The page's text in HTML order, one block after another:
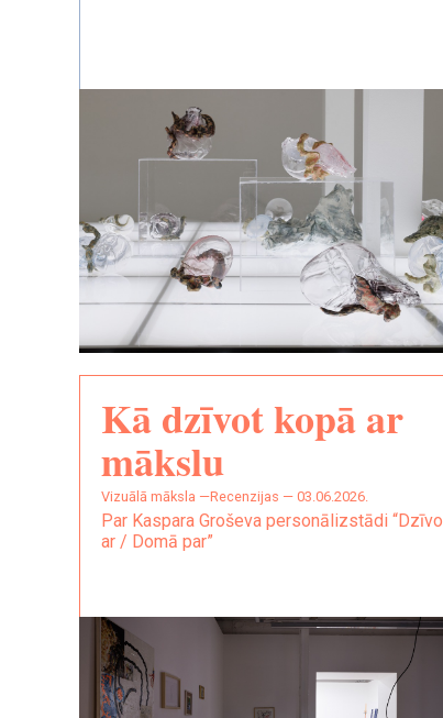
Kā dzīvot kopā ar
mākslu
vizuālā māksla —Recenzijas — 03.06.2026.
Par Kaspara Groševa personālizstādi “Dzīvo
ar / Domā par”